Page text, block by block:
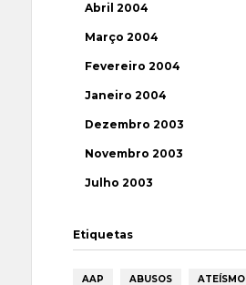
Abril 2004
Março 2004
Fevereiro 2004
Janeiro 2004
Dezembro 2003
Novembro 2003
Julho 2003
Etiquetas
AAP ABUSOS ATEÍSMO